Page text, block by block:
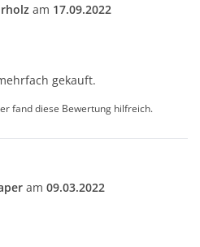
am 17.09.2022
gekauft.
fand diese Bewertung hilfreich.
am 09.03.2022